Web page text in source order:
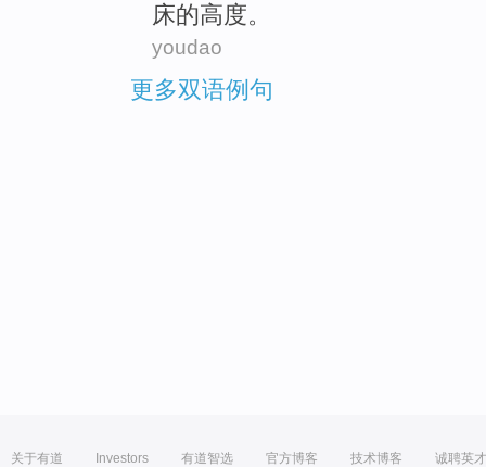
床的高度。
youdao
更多双语例句
关于有道 Investors 有道智选 官方博客 技术博客 诚聘英才